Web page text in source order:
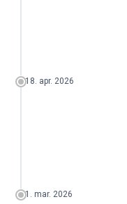
18. apr. 2026
1. mar. 2026